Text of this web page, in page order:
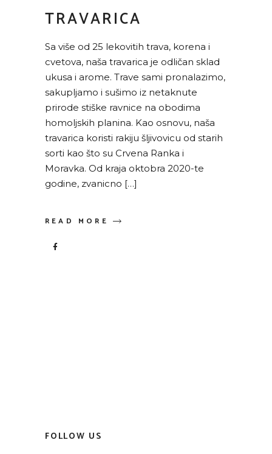
TRAVARICA
Sa više od 25 lekovitih trava, korena i
cvetova, naša travarica je odličan sklad
ukusa i arome. Trave sami pronalazimo,
sakupljamo i sušimo iz netaknute
prirode stiške ravnice na obodima
homoljskih planina. Kao osnovu, naša
travarica koristi rakiju šljivovicu od starih
sorti kao što su Crvena Ranka i
Moravka. Od kraja oktobra 2020-te
godine, zvanicno […]
READ MORE
FOLLOW US